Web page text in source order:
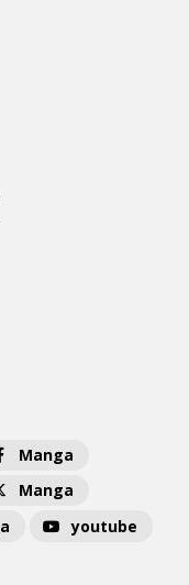
Manga
Manga
youtube